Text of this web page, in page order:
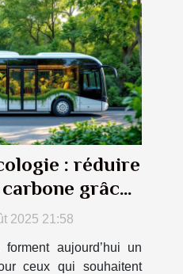
: réduire
grâce
2025 21:58
aujourd’hui un
ceux qui souhaitent